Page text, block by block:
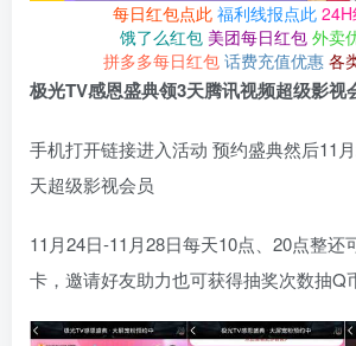
每日红包点此 福利线报点此
饿了么红包 美团每日红包 外卖
拼多多每日红包 话费充值优惠 各
极光TV感恩盛典领3天腾讯视频超级影视
手机打开链接进入活动 预约盛典然后11
天超级影视会员
11月24日-11月28日每天10点、20点整还
卡，邀请好友助力也可获得抽奖次数抽Q